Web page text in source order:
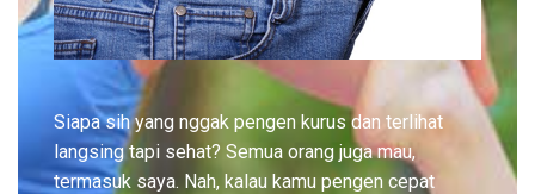
Siapa sih yang nggak pengen kurus dan terlihat
langsing tapi sehat? Semua orang juga mau,
termasuk saya. Nah, kalau kamu pengen cepat